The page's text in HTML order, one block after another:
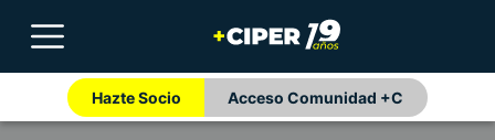
Hazte Socio Acceso Comunidad +C